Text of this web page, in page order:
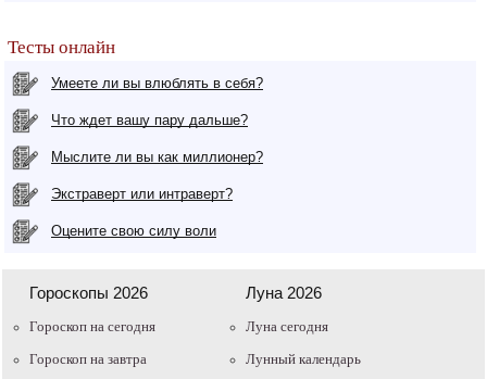
Тесты онлайн
Умеете ли вы влюблять в себя?
Что ждет вашу пару дальше?
Мыслите ли вы как миллионер?
Экстраверт или интраверт?
Оцените свою силу воли
Гороскопы 2026
Гороскоп на сегодня
Гороскоп на завтра
Луна 2026
Луна сегодня
Лунный календарь